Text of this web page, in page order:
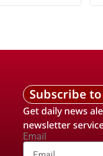
Subscribe
Get daily news
newsletter
Email